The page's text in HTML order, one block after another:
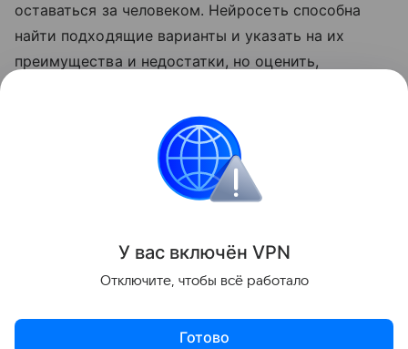
оставаться за человеком. Нейросеть способна
найти подходящие варианты и указать на их
преимущества и недостатки, но оценить,
реальной жизни, может только сам пользователь.
Искусственный интеллект
Поделиться
У вас включён VPN
Отключите, чтобы всё работало
Готово